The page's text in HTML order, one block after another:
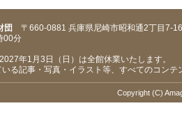
団 〒660-0881 兵庫県尼崎市昭和通2丁目7-16
00分
年1月3日（日）は全館休業いたします。
る記事・写真・イラスト等、すべてのコン
Copyright (C)